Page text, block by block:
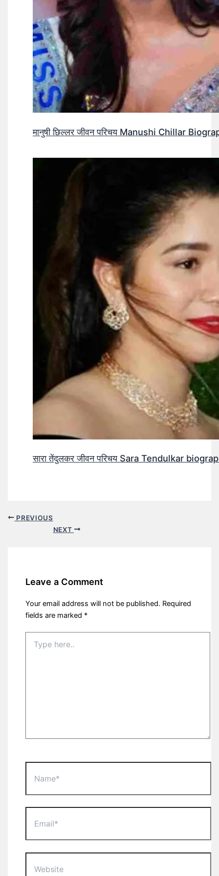
मानुषी छिल्लर जीवन परिचय Manushi Chillar
सारा तेंदुलकर जीवन परिचय Sara Tendulkar
PREVIOUS
NEXT
Leave a Comment
Your email address will not be published. Required
fields are marked *
here..